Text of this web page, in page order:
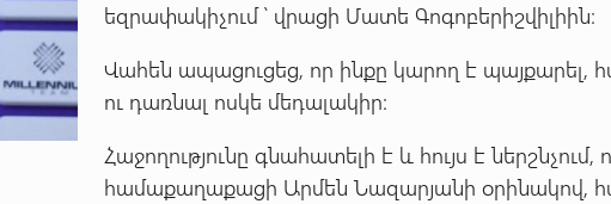
եզրափակիչում ՝ վրացի Մատե Գոգոբերիշվիլիին։
Վահեն ապացուցեց, որ ինքը կարող է պայքարել,
ու դառնալ ոսկե մեդալակիր:
Հաջողությունը գնահատելի է և հույս է
համաքաղաքացի Արմեն Նազարյանի օրինակով,